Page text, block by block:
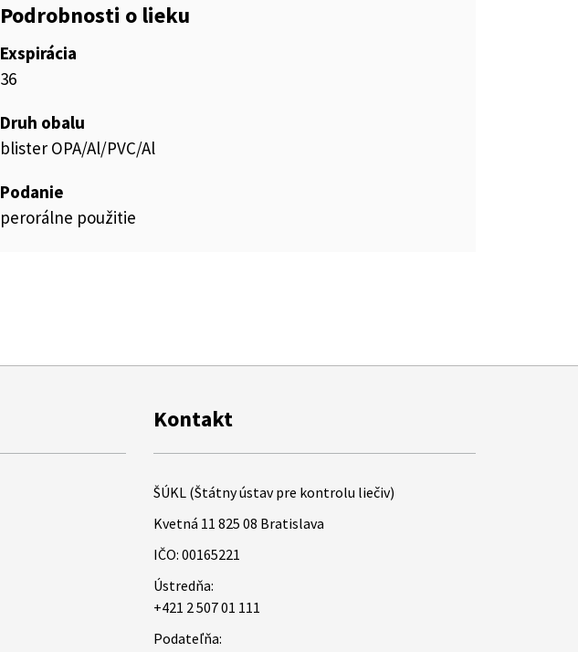
Podrobnosti o lieku
Exspirácia
36
Druh obalu
blister OPA/Al/PVC/Al
Podanie
perorálne použitie
Kontakt
ŠÚKL (Štátny ústav pre kontrolu liečiv)
Kvetná 11 825 08 Bratislava
IČO: 00165221
Ústredňa:
+421 2 507 01 111
Podateľňa: